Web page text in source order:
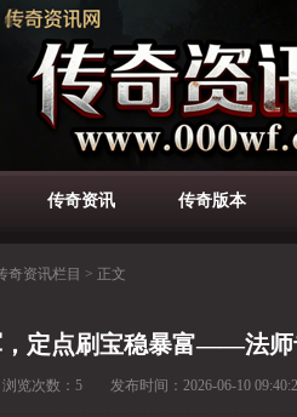
传奇资讯 传奇版本
奇资讯栏目 > 正文
定点刷宝稳暴富——法师
浏览次数： 5 发布时间： 2026-06-10